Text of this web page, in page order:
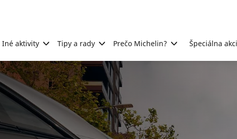
Iné aktivity Tipy a rady Prečo Michelin? Špeciálna